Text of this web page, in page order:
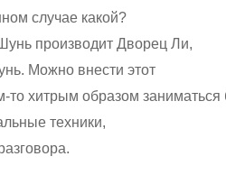
случае какой?
производит Дворец Ли,
Можно внести этот
то хитрым образом заниматься
техники,